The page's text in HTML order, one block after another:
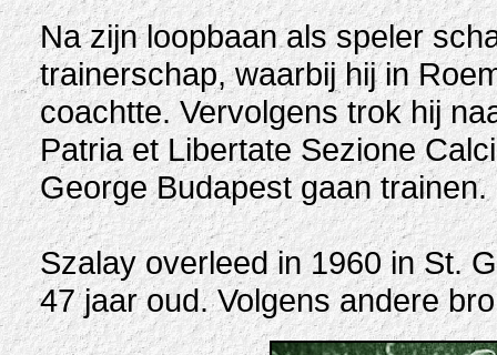
Na zijn loopbaan als speler
trainerschap, waarbij hij in
coachtte. Vervolgens trok hij
Patria et Libertate Sezione
George Budapest gaan trainen.
Szalay overleed in 1960 in St.
47 jaar oud. Volgens andere